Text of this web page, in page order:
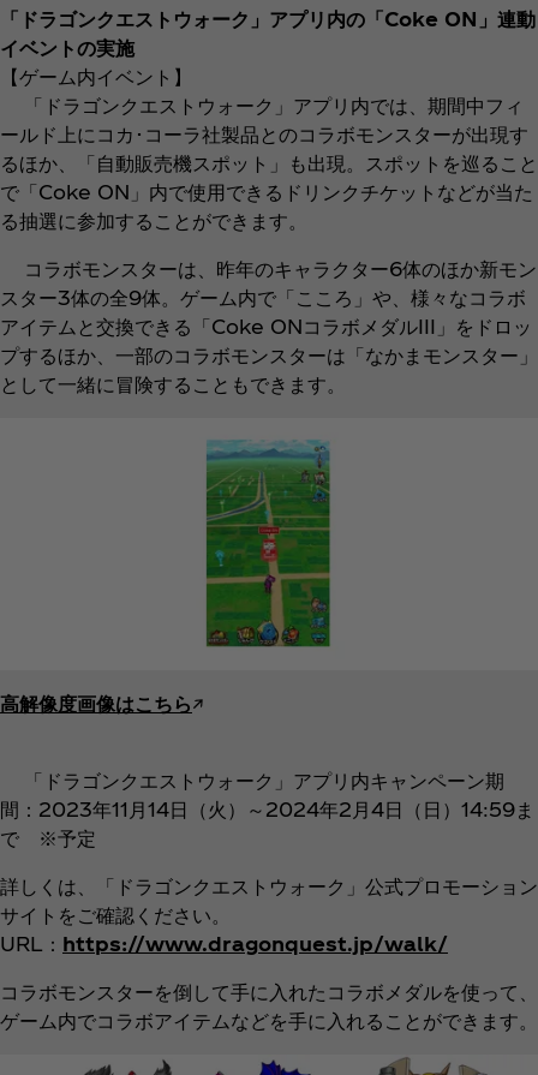
「ドラゴンクエストウォーク」アプリ内の「Coke ON」連動
イベントの実施
【ゲーム内イベント】
「ドラゴンクエストウォーク」アプリ内では、期間中フィ
ールド上にコカ･コーラ社製品とのコラボモンスターが出現す
るほか、「自動販売機スポット」も出現。スポットを巡ること
で「Coke ON」内で使用できるドリンクチケットなどが当た
る抽選に参加することができます。
コラボモンスターは、昨年のキャラクター6体のほか新モン
スター3体の全9体。ゲーム内で「こころ」や、様々なコラボ
アイテムと交換できる「Coke ONコラボメダルIII」をドロッ
プするほか、一部のコラボモンスターは「なかまモンスター」
として一緒に冒険することもできます。
高解像度画像はこちら↗︎
「ドラゴンクエストウォーク」アプリ内キャンペーン期
間：2023年11月14日（火）～2024年2月4日（日）14:59ま
で ※予定
詳しくは、「ドラゴンクエストウォーク」公式プロモーション
サイトをご確認ください。
URL： https://www.dragonquest.jp/walk/
コラボモンスターを倒して手に入れたコラボメダルを使って、
ゲーム内でコラボアイテムなどを手に入れることができます。